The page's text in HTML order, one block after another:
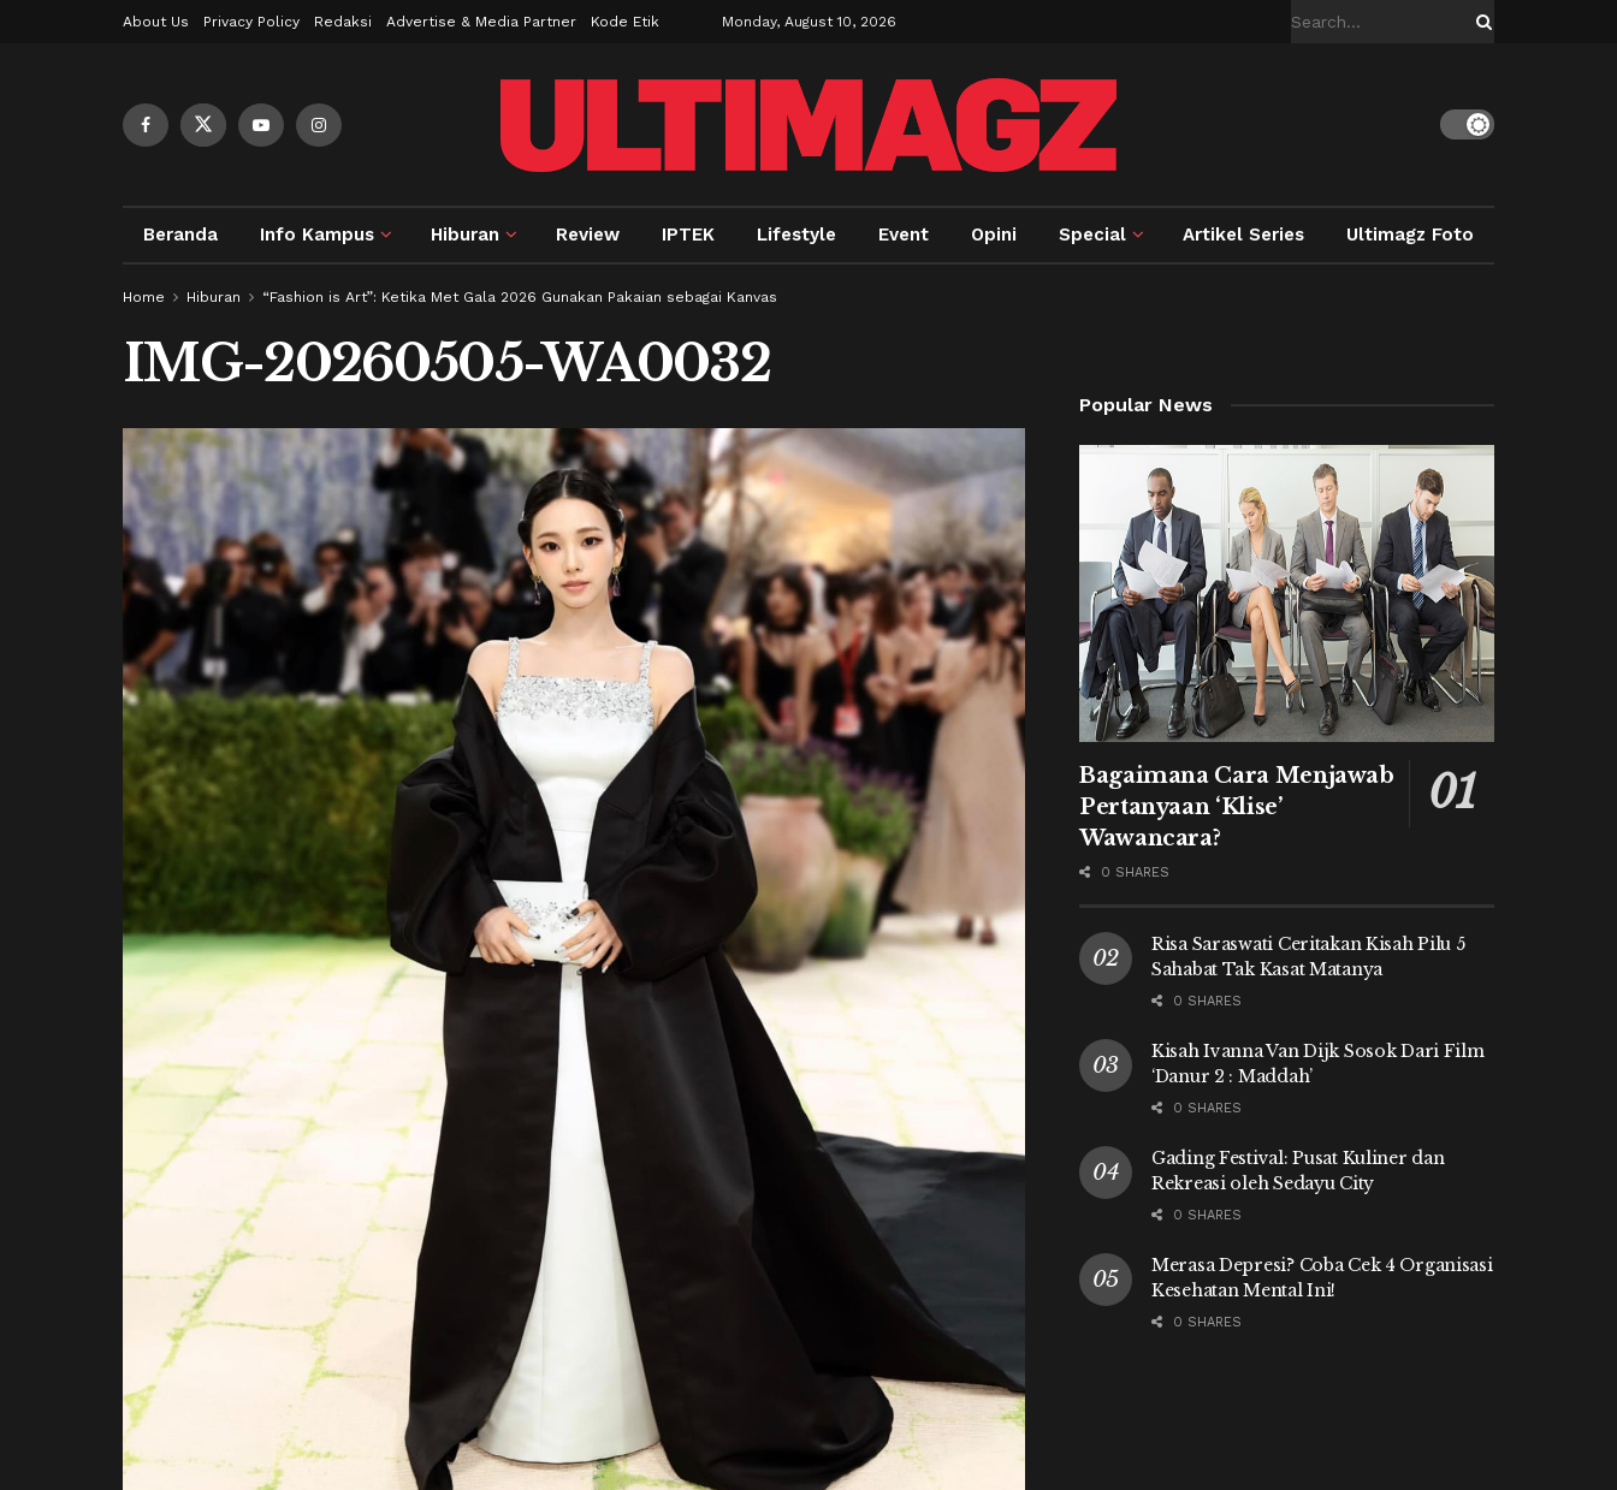
About Us Privacy Policy Redaksi Advertise & Media Partner Kode Etik Monday, August 10, 2026
Beranda Info Kampus Hiburan Review IPTEK Lifestyle Event Opini Special Artikel Series Ultimagz Foto
Home Hiburan “Fashion is Art”: Ketika Met Gala 2026 Gunakan Pakaian sebagai Kanvas
IMG-20260505-WA0032
Popular News
Bagaimana Cara Menjawab
Pertanyaan ‘Klise’
Wawancara?
0 SHARES
Risa Saraswati Ceritakan Kisah Pilu 5
Sahabat Tak Kasat Matanya
0 SHARES
Kisah Ivanna Van Dijk Sosok Dari Film
‘Danur 2 : Maddah’
0 SHARES
Gading Festival: Pusat Kuliner dan
Rekreasi oleh Sedayu City
0 SHARES
Merasa Depresi? Coba Cek 4 Organisasi
Kesehatan Mental Ini!
0 SHARES